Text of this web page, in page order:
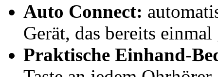
Auto Connect:
Gerät, das bereits
Praktische Einhand-